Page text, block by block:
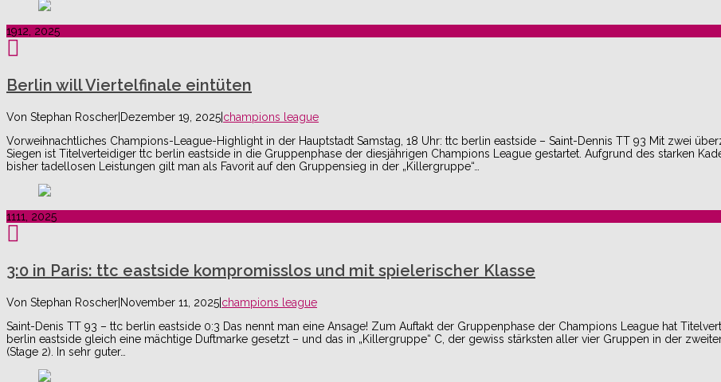
1912, 2025
Berlin will Viertelfinale eintüten
Von Stephan Roscher Dezember 19, 2025 champions league
Vorweihnachtliches Champions-League-Highlight in der Hauptstadt Samstag, 18 Uhr: ttc berlin eastside – Saint-Dennis TT 93 Mit zwei
Siegen ist Titelverteidiger ttc berlin eastside in die Gruppenphase der diesjährigen Champions League gestartet. Aufgrund des starken
bisher tadellosen Leistungen gilt man als Favorit auf den Gruppensieg in der „Killergruppe“…
1111, 2025
3:0 in Paris: ttc eastside kompromisslos und mit spielerischer Klasse
Von Stephan Roscher November 11, 2025 champions league
Saint-Denis TT 93 – ttc berlin eastside 0:3 Das nennt man eine Ansage! Zum Auftakt der Gruppenphase der Champions League hat
berlin eastside gleich eine mächtige Duftmarke gesetzt – und das in „Killergruppe“ C, der gewiss stärksten aller vier Gruppen in der
(Stage 2). In sehr guter…